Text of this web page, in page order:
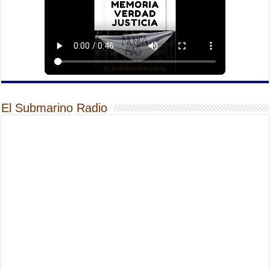
El Submarino Radio